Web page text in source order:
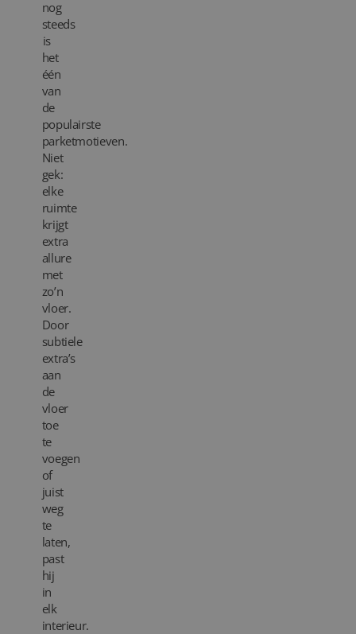
Inspiratie
Over ons
Locaties
Tegelviewer
Reviews
Contact
nog
steeds
is
het
één
van
de
populairste
parketmotieven.
Niet
gek:
elke
ruimte
krijgt
extra
allure
met
zo’n
vloer.
Door
subtiele
extra’s
aan
de
vloer
toe
te
voegen
of
juist
weg
te
laten,
past
hij
in
elk
interieur.